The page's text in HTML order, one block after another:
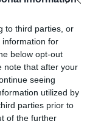
to third parties, or
information for
below opt-out
note that after your
seeing
utilized by
parties prior to
of the further
και ακούστε
σας.
σαν τον
ἡ τον
στο